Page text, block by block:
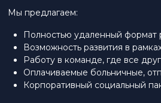
Мы предлагаем:
Полностью удаленный формат
Возможность развития в
Работу в команде, где все друг
Оплачиваемые больничные,
Корпоративный социальный